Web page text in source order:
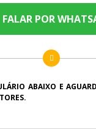
FALAR POR
ABAIXO E